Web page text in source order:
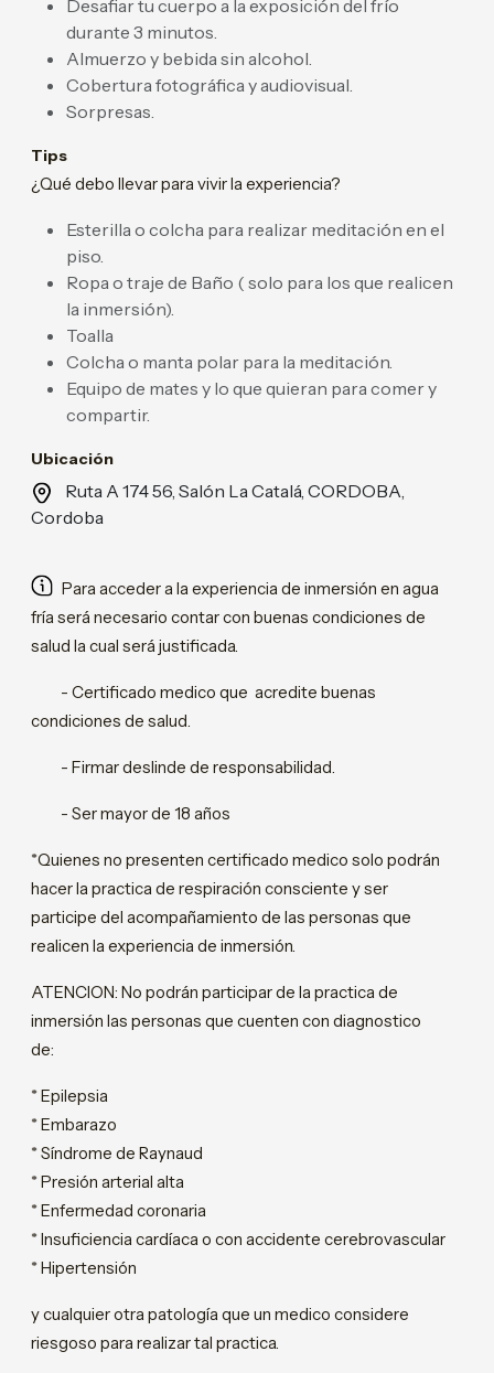
Desafiar tu cuerpo a la exposición del frío
durante 3 minutos.
Almuerzo y bebida sin alcohol.
Cobertura fotográfica y audiovisual.
Sorpresas.
Tips
¿Qué debo llevar para vivir la experiencia?
Esterilla o colcha para realizar meditación en el
piso.
Ropa o traje de Baño ( solo para los que realicen
la inmersión).
Toalla
Colcha o manta polar para la meditación.
Equipo de mates y lo que quieran para comer y
compartir.
Ubicación
Ruta A 174 56, Salón La Catalá, CORDOBA,
Cordoba
Para acceder a la experiencia de inmersión en agua
fría será necesario contar con buenas condiciones de
salud la cual será justificada.
- Certificado medico que acredite buenas
condiciones de salud.
- Firmar deslinde de responsabilidad.
- Ser mayor de 18 años
*Quienes no presenten certificado medico solo podrán
hacer la practica de respiración consciente y ser
participe del acompañamiento de las personas que
realicen la experiencia de inmersión.
ATENCION: No podrán participar de la practica de
inmersión las personas que cuenten con diagnostico
de:
* Epilepsia
* Embarazo
* Síndrome de Raynaud
* Presión arterial alta
* Enfermedad coronaria
* Insuficiencia cardíaca o con accidente cerebrovascular
* Hipertensión
y cualquier otra patología que un medico considere
riesgoso para realizar tal practica.